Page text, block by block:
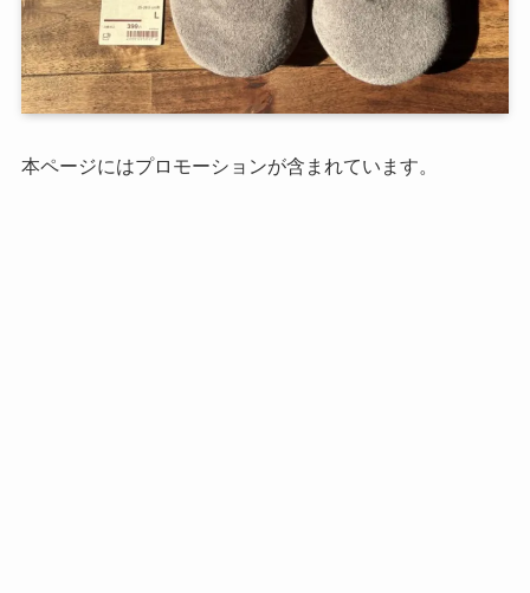
本ページにはプロモーションが含まれています。